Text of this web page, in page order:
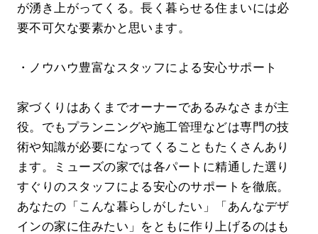
が湧き上がってくる。長く暮らせる住まいには必
要不可欠な要素かと思います。
・ノウハウ豊富なスタッフによる安心サポート
家づくりはあくまでオーナーであるみなさまが主
役。でもプランニングや施工管理などは専門の技
術や知識が必要になってくることもたくさんあり
ます。ミューズの家では各パートに精通した選り
すぐりのスタッフによる安心のサポートを徹底。
あなたの「こんな暮らしがしたい」「あんなデザ
インの家に住みたい」をともに作り上げるのはも